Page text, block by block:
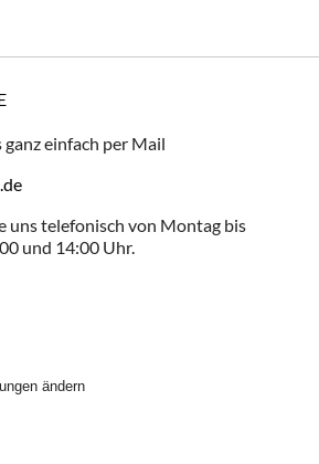
einfach per Mail
uns telefonisch von Montag bis
und 14:00 Uhr.
ändern